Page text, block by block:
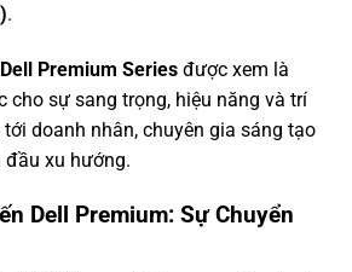
.
Dell Premium Series được xem là
cho sự sang trọng, hiệu năng và trí
doanh nhân, chuyên gia sáng tạo
xu hướng.
Dell Premium: Sự Chuyển